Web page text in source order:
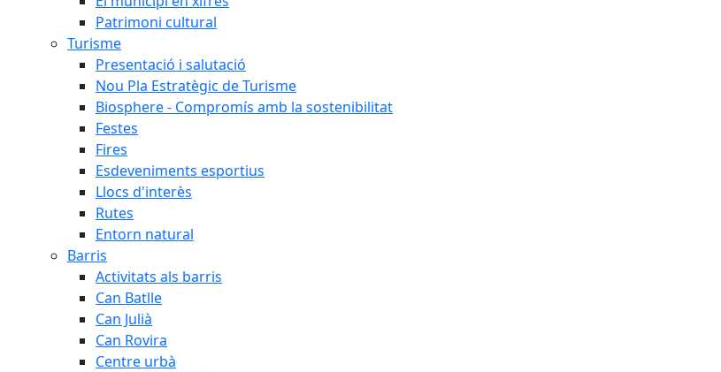
Patrimoni cultural
Turisme
Presentació i salutació
Nou Pla Estratègic de Turisme
Biosphere - Compromís amb la sostenibilitat
Festes
Fires
Esdeveniments esportius
Llocs d'interès
Rutes
Entorn natural
Barris
Activitats als barris
Can Batlle
Can Julià
Can Rovira
Centre urbà